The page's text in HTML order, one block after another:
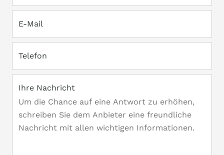
E-Mail
Telefon
Ihre Nachricht